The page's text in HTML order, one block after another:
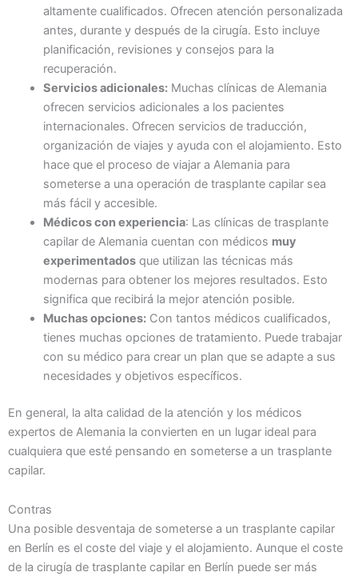
altamente cualificados. Ofrecen atención personalizada
antes, durante y después de la cirugía. Esto incluye
planificación, revisiones y consejos para la
recuperación.
Servicios adicionales:Muchas clínicas de Alemania
ofrecen servicios adicionales a los pacientes
internacionales. Ofrecen servicios de traducción,
organización de viajes y ayuda con el alojamiento. Esto
hace que el proceso de viajar a Alemania para
someterse a una operación de trasplante capilar sea
más fácil y accesible.
Médicos con experiencia: Las clínicas de trasplante
capilar de Alemania cuentan con médicos muy
experimentadosque utilizan las técnicas más
modernas para obtener los mejores resultados. Esto
significa que recibirá la mejor atención posible.
Muchas opciones:Con tantos médicos cualificados,
tienes muchas opciones de tratamiento. Puede trabajar
con su médico para crear un plan que se adapte a sus
necesidades y objetivos específicos.
En general, la alta calidad de la atención y los médicos
expertos de Alemania la convierten en un lugar ideal para
cualquiera que esté pensando en someterse a un trasplante
capilar.
Contras
Una posible desventaja de someterse a un trasplante capilar
en Berlín es el coste del viaje y el alojamiento. Aunque el coste
de la cirugía de trasplante capilar en Berlín puede ser más